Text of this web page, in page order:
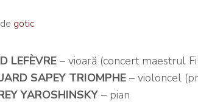
de gotic
LEFÈVRE – vioară (concert maestrul
SAPEY TRIOMPHE – violoncel
YAROSHINSKY – pian